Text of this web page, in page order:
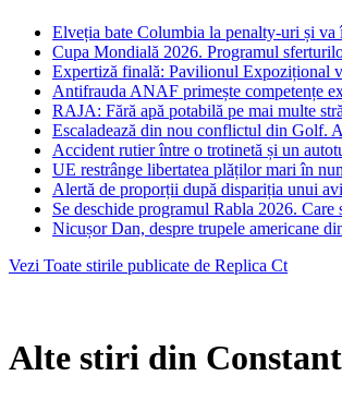
Elveția bate Columbia la penalty-uri și
Cupa Mondială 2026. Programul
Expertiză finală: Pavilionul Expozițional
Antifrauda ANAF primește competențe
RAJA: Fără apă potabilă pe mai multe
Escaladează din nou conflictul din Golf.
Accident rutier între o trotinetă și un
UE restrânge libertatea plăților mari în
Alertă de proporții după dispariția unui
Se deschide programul Rabla 2026.
Nicușor Dan, despre trupele americane
Vezi Toate stirile publicate de Replica Ct
Alte stiri din